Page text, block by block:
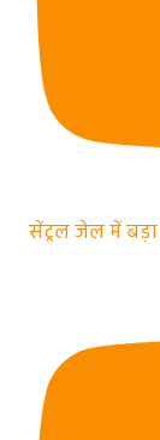
सेंट्रल जेल में